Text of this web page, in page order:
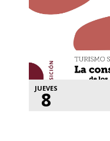
JUEVES
8